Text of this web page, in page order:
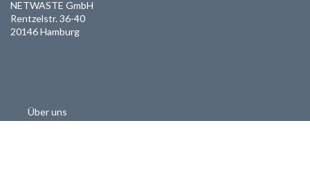
NETWASTE GmbH
Rentzelstr. 36-40
20146 Hamburg
Über uns